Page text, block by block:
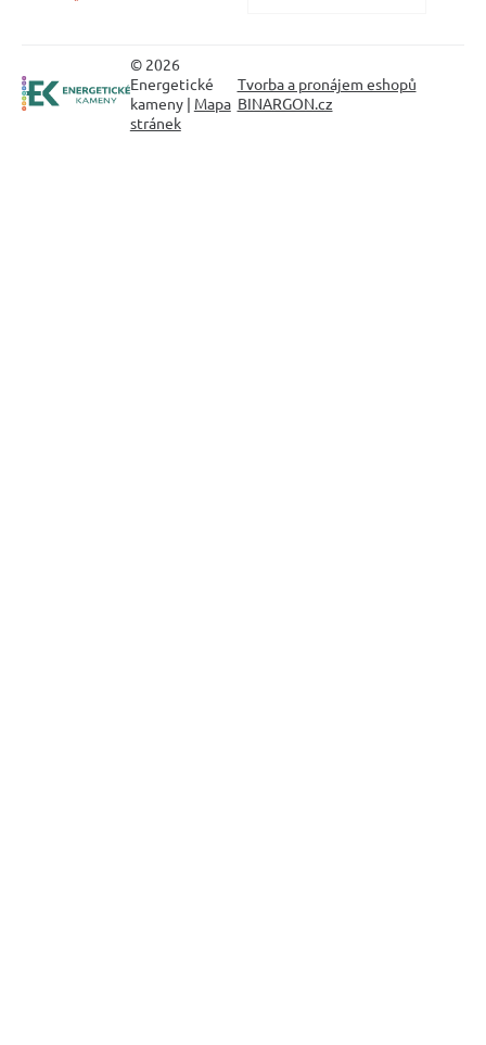
© 2026
Energetické
kameny | Mapa
stránek
Tvorba a pronájem eshopů
BINARGON.cz